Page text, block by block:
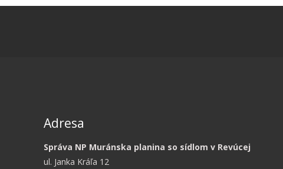
Adresa
Správa NP Muránska planina so sídlom v Revúcej
ul. Janka Kráľa 12